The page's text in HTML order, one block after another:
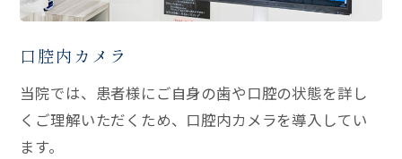
口腔内カメラ
当院では、患者様にご自身の歯や口腔の状態を詳し
くご理解いただくため、口腔内カメラを導入してい
ます。